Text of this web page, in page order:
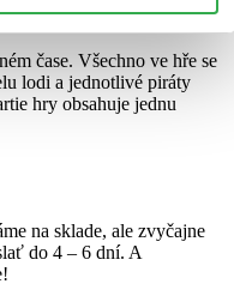
čase. Všechno ve hře se
lodi a jednotlivé piráty
hry obsahuje jednu
na sklade, ale zvyčajne
do 4 – 6 dní. A